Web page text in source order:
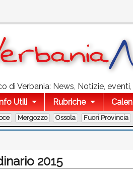
di Verbania: News, Notizie,
Utili Rubriche
Mergozzo Ossola Fuori Provincia
2015